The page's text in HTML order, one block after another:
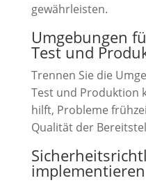
gewährleisten.
Umgebungen
Test und
Trennen Sie die
Test und Produktion
hilft, Probleme
Qualität der
implementieren